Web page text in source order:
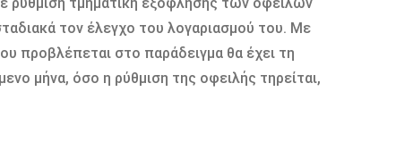
τον έλεγχο του λογαριασμού του. Με
προβλέπεται στο παράδειγμα θα έχει τη
μήνα, όσο η ρύθμιση της οφειλής τηρείται,